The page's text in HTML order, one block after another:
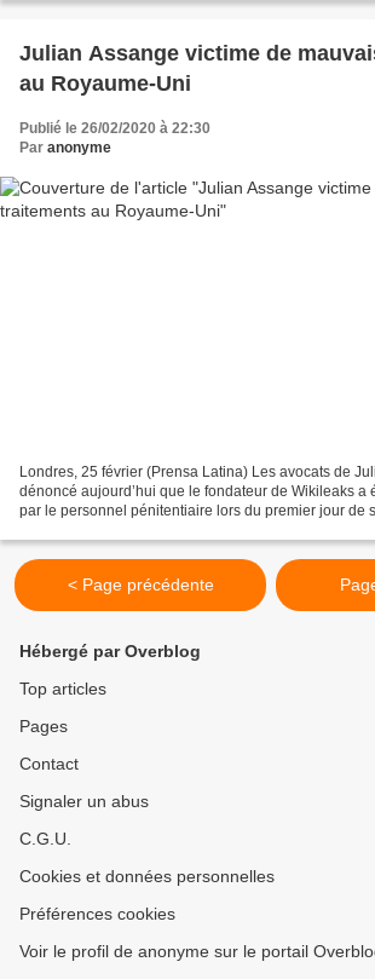
Julian Assange victime de
au Royaume-Uni
Publié le 26/02/2020 à 22:30
Par anonyme
Londres, 25 février (Prensa Latina) Les avocats de
dénoncé aujourd’hui que le fondateur de Wikileaks a
par le personnel pénitentiaire lors du premier jour de
< Page précédente
Hébergé par Overblog
Top articles
Pages
Contact
Signaler un abus
C.G.U.
Cookies et données personnelles
Préférences cookies
Voir le profil de anonyme sur le portail